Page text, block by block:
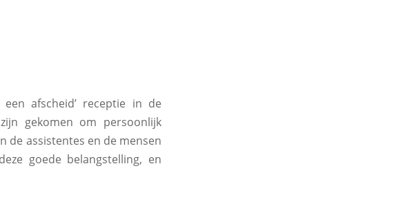
afscheid’ receptie in de
gekomen om persoonlijk
de assistentes en de mensen
goede belangstelling, en